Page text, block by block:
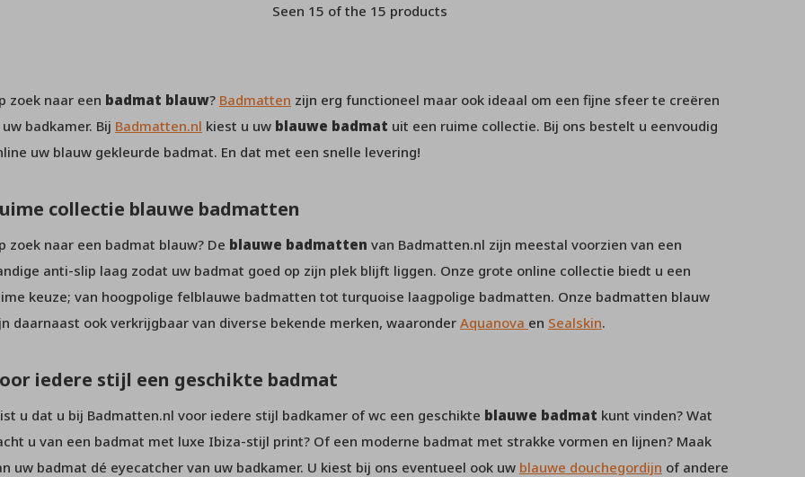
Seen 15 of the 15 products
zoek naar een badmat blauw? Badmatten zijn erg functioneel maar ook ideaal om een fijne sfeer te creëren
uw badkamer. Bij Badmatten.nl kiest u uw blauwe badmat uit een ruime collectie. Bij ons bestelt u eenvoudig
uw blauw gekleurde badmat. En dat met een snelle levering!
collectie blauwe badmatten
zoek naar een badmat blauw? De blauwe badmatten van Badmatten.nl zijn meestal voorzien van een
anti-slip laag zodat uw badmat goed op zijn plek blijft liggen. Onze grote online collectie biedt u een
keuze; van hoogpolige felblauwe badmatten tot turquoise laagpolige badmatten. Onze badmatten blauw
daarnaast ook verkrijgbaar van diverse bekende merken, waaronder Aquanova en Sealskin.
iedere stijl een geschikte badmat
u dat u bij Badmatten.nl voor iedere stijl badkamer of wc een geschikte blauwe badmat kunt vinden? Wat
u van een badmat met luxe Ibiza-stijl print? Of een moderne badmat met strakke vormen en lijnen? Maak
uw badmat dé eyecatcher van uw badkamer. U kiest bij ons eventueel ook uw blauwe douchegordijn of andere